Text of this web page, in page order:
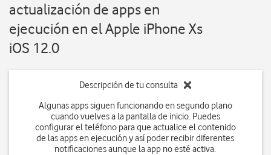
actualización de apps en
ejecución en el Apple iPhone Xs
iOS 12.0
Descripción de tu consulta
Algunas apps siguen funcionando en segundo plano
cuando vuelves a la pantalla de inicio. Puedes
configurar el teléfono para que actualice el contenido
de las apps en ejecución y así poder recibir diferentes
notificaciones aunque la app no esté activa.